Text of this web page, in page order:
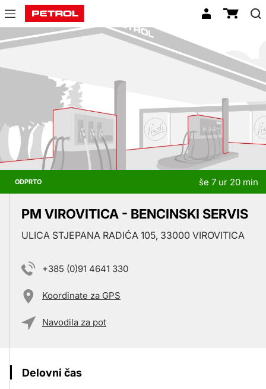
Prodajna
mesta
ODPRTO še 7 ur 20 min
PM VIROVITICA - BENCINSKI SERVIS
ULICA STJEPANA RADIĆA 105, 33000 VIROVITICA
+385 (0)91 4641 330
Koordinate za GPS
Navodila za pot
Delovni čas